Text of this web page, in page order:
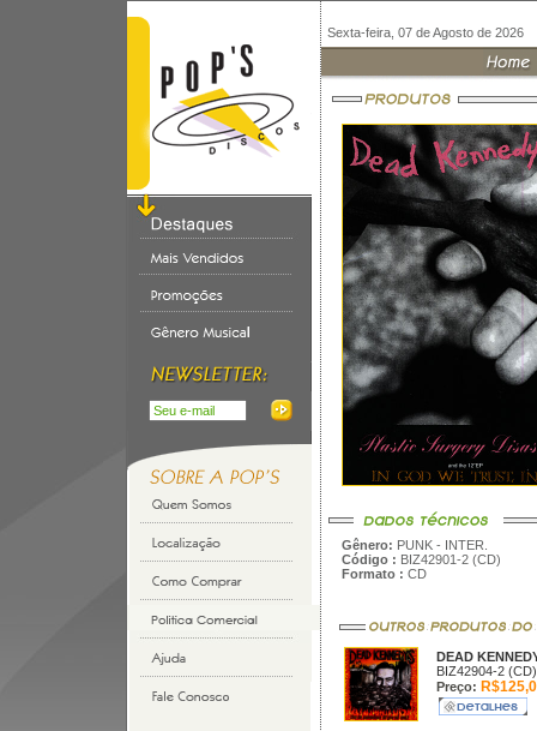
Sexta-feira, 07 de Agosto de 2026
Gênero: PUNK - INTER.
Código : BIZ42901-2 (CD)
Formato : CD
DEAD
BIZ42904-2 (CD)
Preço: